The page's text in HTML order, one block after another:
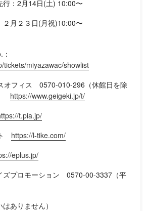
行：2月14日(土) 10:00〜
２月２３日(月祝)10:00〜
tickets/miyazawac/showlist
オフィス 0570-010-296（休館日を除
https://www.geigeki.jp/t/
t.pia.jp/
https://l-tike.com/
eplus.jp/
ズプロモーション 0570-00-3337（平
ありません）